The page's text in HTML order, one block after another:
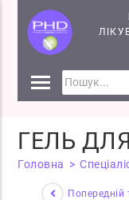
КОСМЕЦЕВТИКИ
СЕМІНАРИ
ГЕЛЬ
Головна >
Попередній